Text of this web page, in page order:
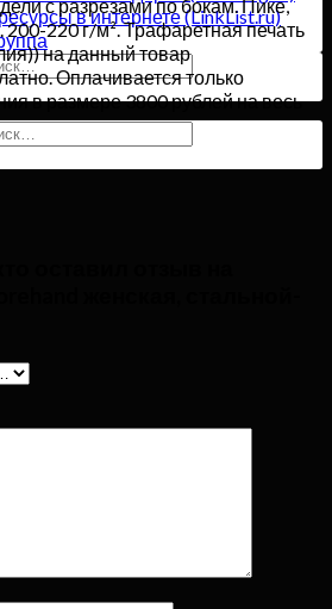
в интернете (LinkList.ru)
с разрезами по бокам. Пике,
200-220 г/м². Трафаретная печать
на данный товар
Оплачивается только
в размере 3800 рублей на весь